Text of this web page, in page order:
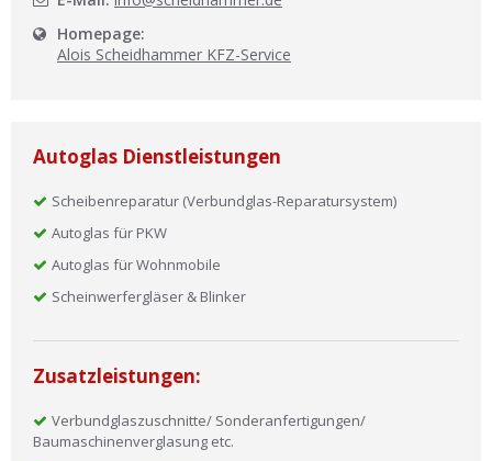
Homepage:
Alois Scheidhammer KFZ-Service
Autoglas Dienstleistungen
Scheibenreparatur (Verbundglas-Reparatursystem)
Autoglas für PKW
Autoglas für Wohnmobile
Scheinwerfergläser & Blinker
Zusatzleistungen:
Verbundglaszuschnitte/ Sonderanfertigungen/
Baumaschinenverglasung etc.